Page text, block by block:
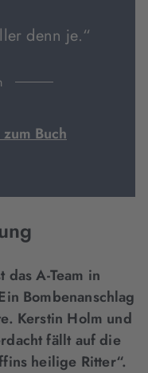
denn je.“
Buch
das A-Team in
Bombenanschlag
Kerstin Holm und
fällt auf die
heilige Ritter“.